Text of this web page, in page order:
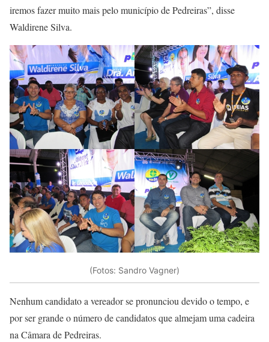
iremos fazer muito mais pelo município de Pedreiras”, disse
Waldirene Silva.
(Fotos: Sandro Vagner)
Nenhum candidato a vereador se pronunciou devido o tempo, e
por ser grande o número de candidatos que almejam uma cadeira
na Câmara de Pedreiras.